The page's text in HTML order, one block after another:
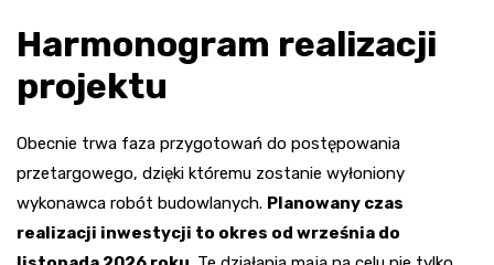
Harmonogram realizacji
projektu
Obecnie trwa faza przygotowań do postępowania
przetargowego, dzięki któremu zostanie wyłoniony
wykonawca robót budowlanych. Planowany czas
realizacji inwestycji to okres od września do